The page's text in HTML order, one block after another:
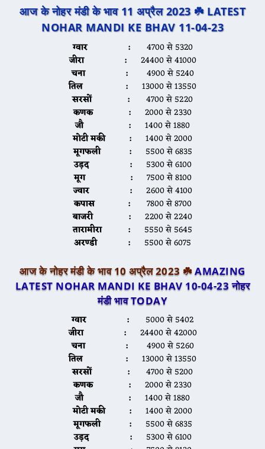
आज के नोहर मंडी के भाव 11 अप्रैल 2023 ☘️ LATEST
NOHAR MANDI KE BHAV 11-04-23
ग्वार :
4700 से 5320
जीरा :
24400 से 41000
चना : 4900 से 5240
तिल :
13000 से 13550
सरसों :
4700 से 5220
कणक :
2000 से 2330
जौ :
1400 से 1880
मोटी मकी :
1400 से 2000
मूगफली :
5500 से 6835
उड़द :
5300 से 6100
मूग :
7500 से 8100
ज्वार :
2600 से 4100
कपास :
7800 से 8700
बाजरी :
2200 से 2240
तारामीरा :
5550 से 5645
अरण्डी : 5500 से 6075
आज के नोहर मंडी के भाव 10 अप्रैल 2023 ☘️AMAZING
LATEST NOHAR MANDI KE BHAV 10-04-23 नोहर
मंडी भाव TODAY
ग्वार :
5000 से 5402
जीरा :
24400 से 42000
चना : 4900 से 5260
तिल :
13000 से 13550
सरसों :
4700 से 5200
कणक :
2000 से 2330
जौ :
1400 से 1880
मोटी मकी :
1400 से 2000
मूगफली :
5500 से 6835
उड़द :
5300 से 6100